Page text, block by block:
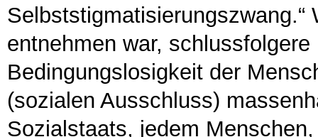
entnehmen war,
Bedingungslosigkeit der
(sozialen Ausschluss)
Sozialstaats, jedem